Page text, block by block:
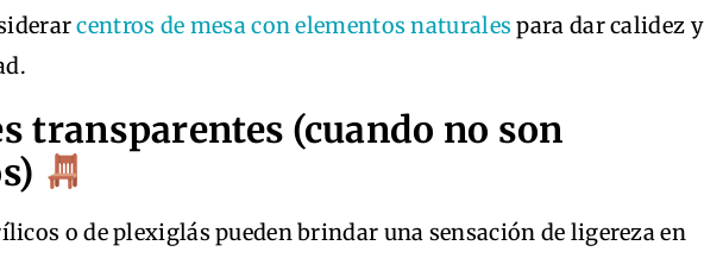
centros de mesa con elementos naturales para dar calidez y
transparentes (cuando no son
o de plexiglás pueden brindar una sensación de ligereza en